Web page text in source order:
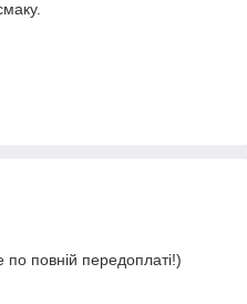
повній передоплаті!)